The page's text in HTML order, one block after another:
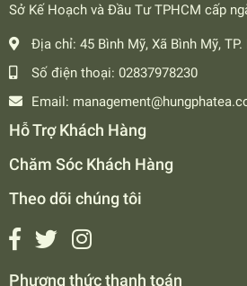
Sở Kế Hoạch và Đầu Tư TPHCM cấp
Địa chỉ: 45 Bình Mỹ, Xã Bình Mỹ,
Số điện thoại: 02837978230
Email:
Hỗ Trợ Khách Hàng
Chăm Sóc Khách Hàng
Theo dõi chúng tôi
Phương thức thanh toán